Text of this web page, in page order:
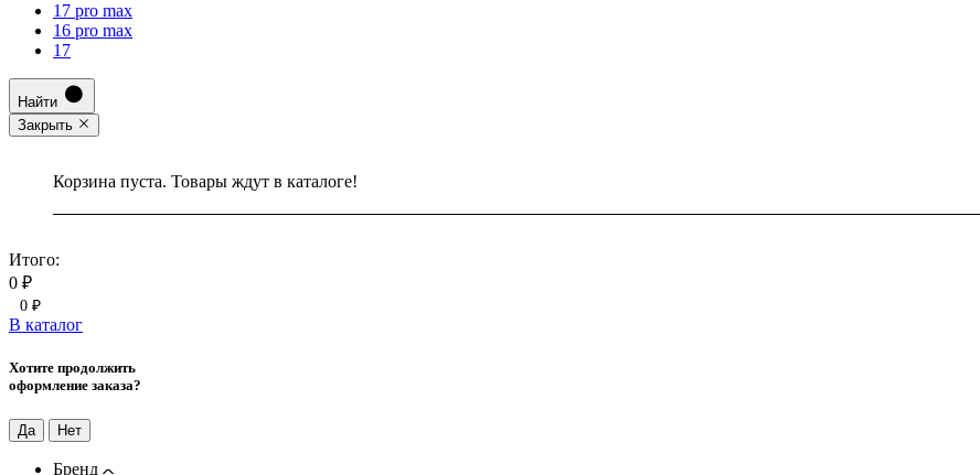
17 pro max
16 pro max
17
Найти
Закрыть
Корзина пуста. Товары ждут в каталоге!
Итого:
0 ₽
0 ₽
В каталог
Хотите продолжить
оформление заказа?
Да Нет
Бренд